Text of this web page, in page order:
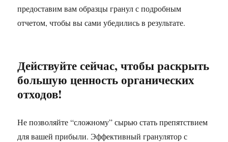
предоставим вам образцы гранул с подробным
отчетом, чтобы вы сами убедились в результате.
Действуйте сейчас, чтобы раскрыть
большую ценность органических
отходов!
Не позволяйте “сложному” сырью стать препятствием
для вашей прибыли. Эффективный гранулятор с